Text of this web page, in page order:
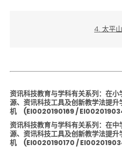
4. 太平
资讯科技教育与学科有关系列：在
源、资讯科技工具及创新教学法提
机 (EI0020190169/
资讯科技教育与学科有关系列：在
源、资讯科技工具及创新教学法提
机 (EI0020190170 /